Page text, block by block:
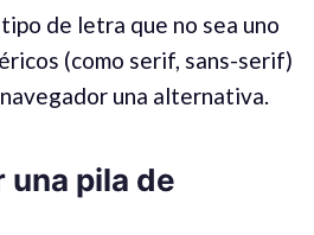
de letra que no sea uno
(como serif, sans-serif)
una alternativa.
una pila de